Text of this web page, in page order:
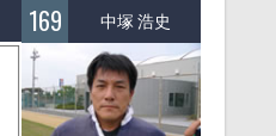
169 中塚 浩史